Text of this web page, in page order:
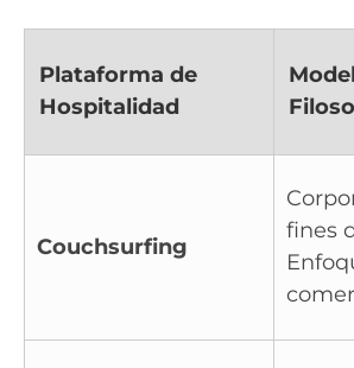
Plataforma de
Hospitalidad
Couchsurfing
fines